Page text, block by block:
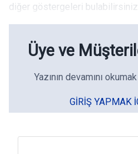
diğer göstergeleri bulabilirsiniz.
Üye ve
Yazının devamını
GIRIŞ YAPMAK